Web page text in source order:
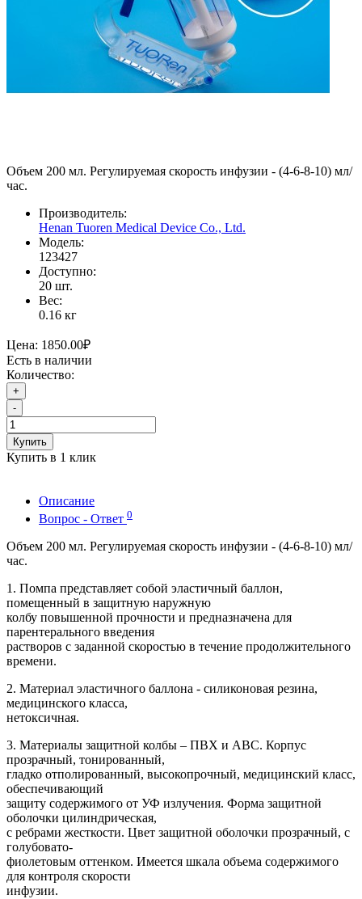
Объем 200 мл. Регулируемая скорость инфузии - (4-6-8-10) мл/
час.
Производитель:
Henan Tuoren Medical Device Co., Ltd.
Модель:
123427
Доступно:
20 шт.
Вес:
0.16 кг
Цена: 1850.00₽
Есть в наличии
Количество:
+
-
Купить
Купить в 1 клик
Описание
Вопрос - Ответ 0
Объем 200 мл. Регулируемая скорость инфузии - (4-6-8-10) мл/
час.
1. Помпа представляет собой эластичный баллон,
помещенный в защитную наружную
колбу повышенной прочности и предназначена для
парентерального введения
растворов с заданной скоростью в течение продолжительного
времени.
2. Материал эластичного баллона - силиконовая резина,
медицинского класса,
нетоксичная.
3. Материалы защитной колбы – ПВХ и АВС. Корпус
прозрачный, тонированный,
гладко отполированный, высокопрочный, медицинский класс,
обеспечивающий
защиту содержимого от УФ излучения. Форма защитной
оболочки цилиндрическая,
с ребрами жесткости. Цвет защитной оболочки прозрачный, с
голубовато-
фиолетовым оттенком. Имеется шкала объема содержимого
для контроля скорости
инфузии.